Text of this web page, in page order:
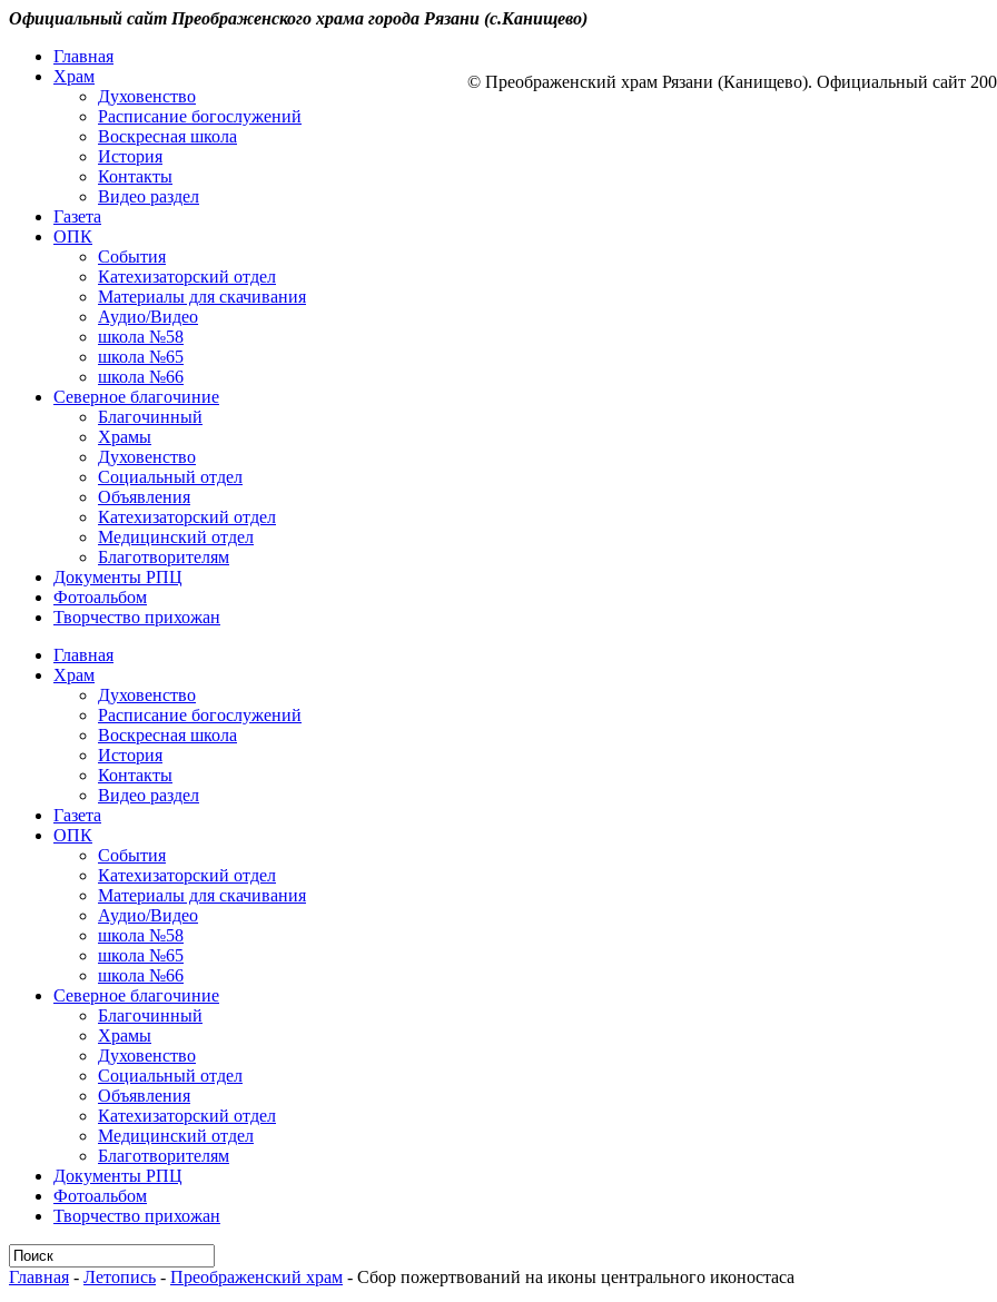
Официальный сайт Преображенского храма города Рязани (с.Канищево)
Главная
Храм
Духовенство
Расписание богослужений
Воскресная школа
История
Контакты
Видео раздел
Газета
ОПК
События
Катехизаторский отдел
Материалы для скачивания
Аудио/Видео
школа №58
школа №65
школа №66
Северное благочиние
Благочинный
Храмы
Духовенство
Социальный отдел
Объявления
Катехизаторский отдел
Медицинский отдел
Благотворителям
Документы РПЦ
Фотоальбом
Творчество прихожан
Главная
Храм
Духовенство
Расписание богослужений
Воскресная школа
История
Контакты
Видео раздел
Газета
ОПК
События
Катехизаторский отдел
Материалы для скачивания
Аудио/Видео
школа №58
школа №65
школа №66
Северное благочиние
Благочинный
Храмы
Духовенство
Социальный отдел
Объявления
Катехизаторский отдел
Медицинский отдел
Благотворителям
Документы РПЦ
Фотоальбом
Творчество прихожан
Главная - Летопись - Преображенский храм - Сбор пожертвований на иконы центрального иконостаса
© Преображенский храм Рязани (Канищево). Официальный сайт